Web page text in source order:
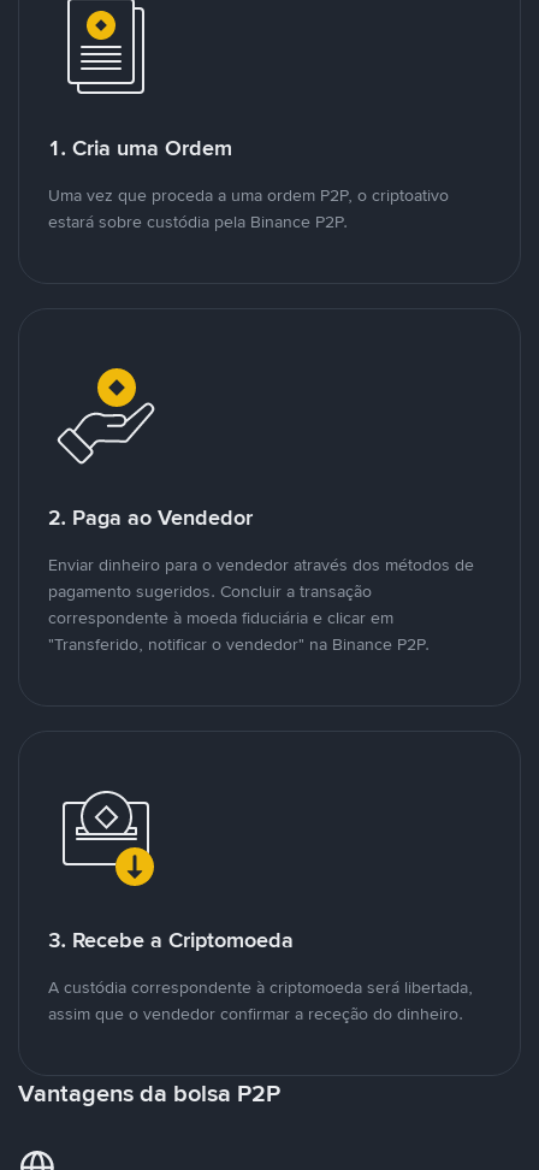
1. Cria uma Ordem
Uma vez que proceda a uma ordem P2P, o criptoativo
estará sobre custódia pela Binance P2P.
2. Paga ao Vendedor
Enviar dinheiro para o vendedor através dos métodos de
pagamento sugeridos. Concluir a transação
correspondente à moeda fiduciária e clicar em
"Transferido, notificar o vendedor" na Binance P2P.
3. Recebe a Criptomoeda
A custódia correspondente à criptomoeda será libertada,
assim que o vendedor confirmar a receção do dinheiro.
Vantagens da bolsa P2P